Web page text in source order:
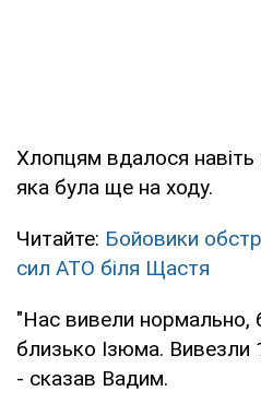
Хлопцям вдалося навіть
яка була ще на ходу.
Читайте: Бойовики
сил АТО біля Щастя
"Нас вивели нормально,
близько Ізюма. Вивезли
- сказав Вадим.